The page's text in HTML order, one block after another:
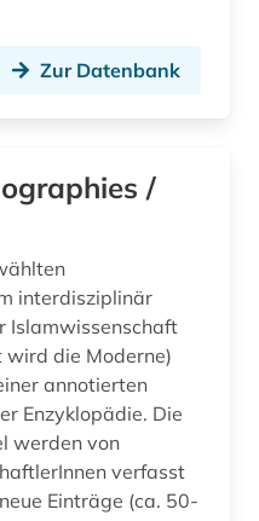
Zur Datenbank
/
interdisziplinär
Islamwissenschaft
wird die Moderne)
annotierten
Enzyklopädie. Die
werden von
verfasst
Einträge (ca. 50-